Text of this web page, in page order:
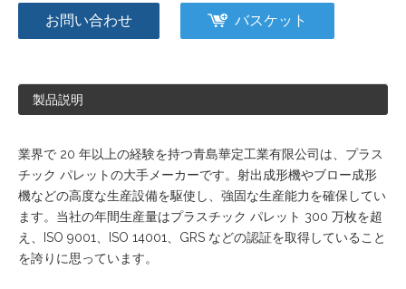
お問い合わせ バスケット
製品説明
業界で 20 年以上の経験を持つ青島華定工業有限公司は、プラス
チック パレットの大手メーカーです。射出成形機やブロー成形
機などの高度な生産設備を駆使し、強固な生産能力を確保してい
ます。当社の年間生産量はプラスチック パレット 300 万枚を超
え、ISO 9001、ISO 14001、GRS などの認証を取得していること
を誇りに思っています。